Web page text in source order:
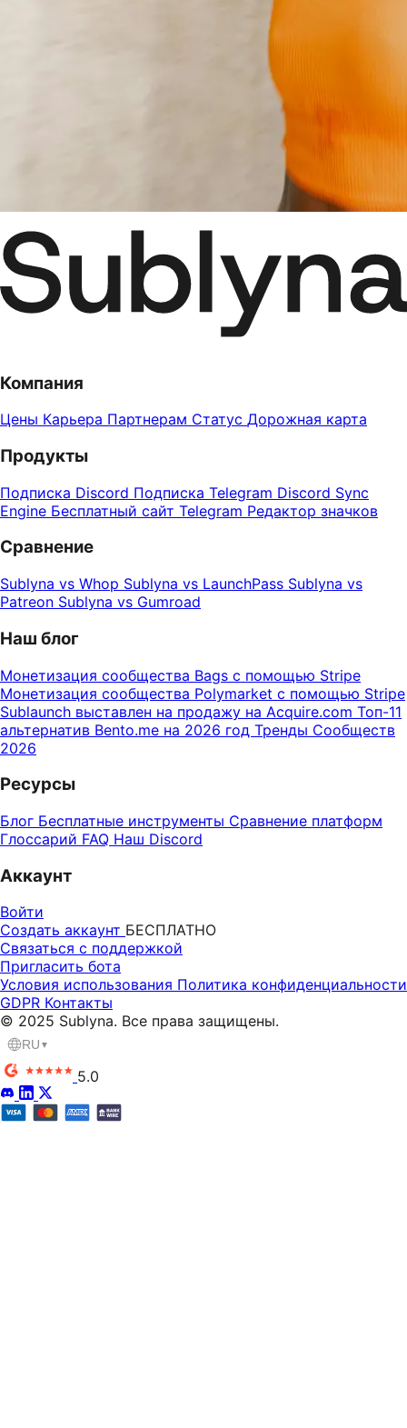
Компания
Цены Карьера Партнерам Статус Дорожная карта
Продукты
Подписка Discord Подписка Telegram Discord Sync
Engine Бесплатный сайт Telegram Редактор значков
Сравнение
Sublyna vs Whop Sublyna vs LaunchPass Sublyna vs
Patreon Sublyna vs Gumroad
Наш блог
Монетизация сообщества Bags с помощью Stripe
Монетизация сообщества Polymarket с помощью Stripe
Sublaunch выставлен на продажу на Acquire.com Топ-11
альтернатив Bento.me на 2026 год Тренды Сообществ
2026
Ресурсы
Блог Бесплатные инструменты Сравнение платформ
Глоссарий FAQ Наш Discord
Аккаунт
Войти
Создать аккаунт БЕСПЛАТНО
Связаться с поддержкой
Пригласить бота
Условия использования Политика конфиденциальности
GDPR Контакты
© 2025 Sublyna. Все права защищены.
RU ▼
5.0